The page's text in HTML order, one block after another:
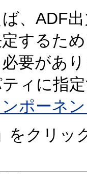
、ADF
するため
要があ
ィに指
ンポーネ
をクリッ